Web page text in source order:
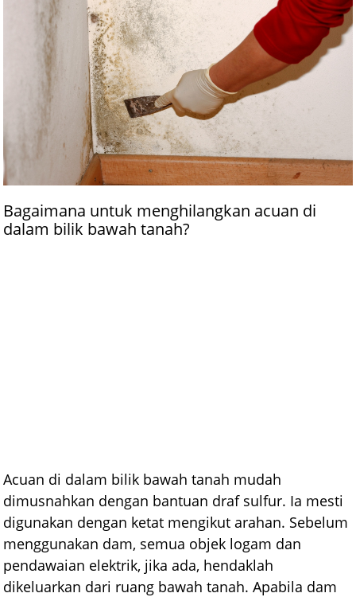
Bagaimana untuk menghilangkan acuan di
dalam bilik bawah tanah?
Acuan di dalam bilik bawah tanah mudah
dimusnahkan dengan bantuan draf sulfur. Ia mesti
digunakan dengan ketat mengikut arahan. Sebelum
menggunakan dam, semua objek logam dan
pendawaian elektrik, jika ada, hendaklah
dikeluarkan dari ruang bawah tanah. Apabila dam